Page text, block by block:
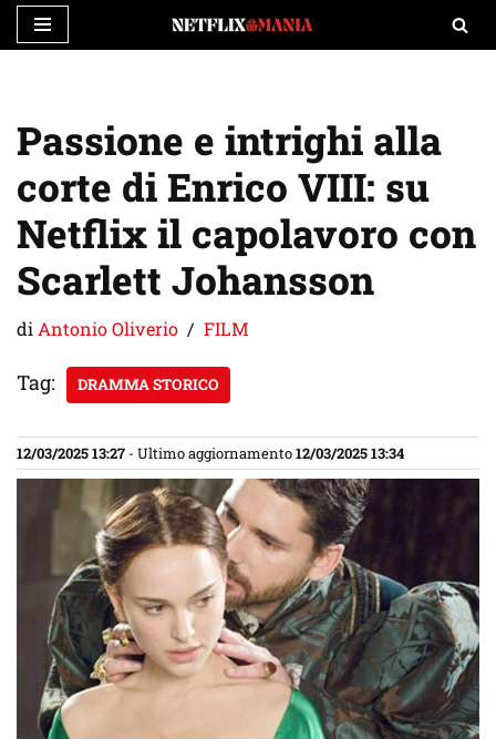
contenuto
Passione e intrighi alla
corte di Enrico VIII: su
Netflix il capolavoro con
Scarlett Johansson
di Antonio Oliverio FILM
Tag: DRAMMA STORICO
12/03/2025 13:27 - Ultimo aggiornamento12/03/2025 13:34